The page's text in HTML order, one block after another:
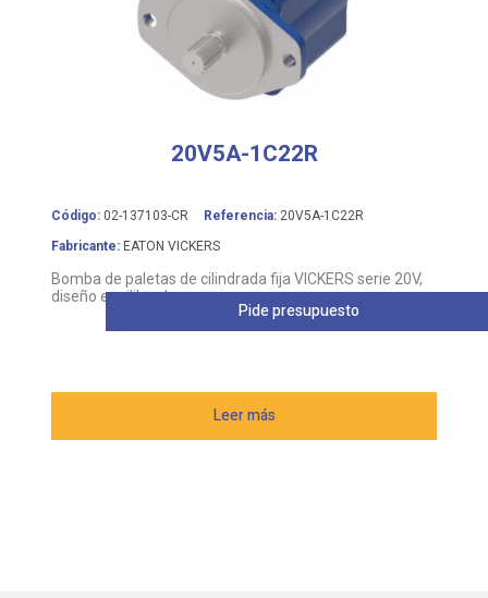
20V5A-1C22R
Código: 02-137103-CR Referencia: 20V5A-1C22R
Fabricante: EATON VICKERS
Bomba de paletas de cilindrada fija VICKERS serie 20V,
diseño equilibrado
Leer más
Pide presupuesto